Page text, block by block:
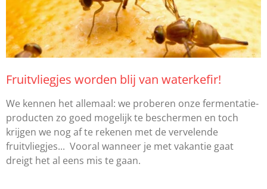
Fruitvliegjes worden blij van waterkefir!
We kennen het allemaal: we proberen onze fermentatie-
producten zo goed mogelijk te beschermen en toch
krijgen we nog af te rekenen met de vervelende
fruitvliegjes... Vooral wanneer je met vakantie gaat
dreigt het al eens mis te gaan.